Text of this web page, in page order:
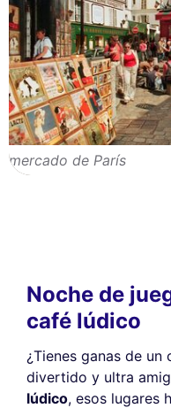
mercado de París
Noche de
café lúdico
¿Tienes ganas de
divertido y ultra
lúdico, esos lugares